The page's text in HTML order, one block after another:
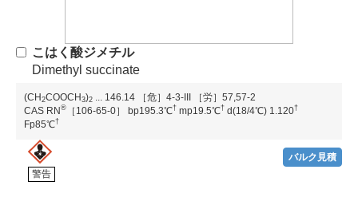
こはく酸ジメチル
Dimethyl succinate
(CH 2COOCH 3)2 ... 146.14 ［危］4-3-III
［労］57,57-2
CAS RN ® ［106-65-0］ bp195.3℃† mp19.5℃† d(18/4℃) 1.120†
Fp85℃†
警告
バルク見積